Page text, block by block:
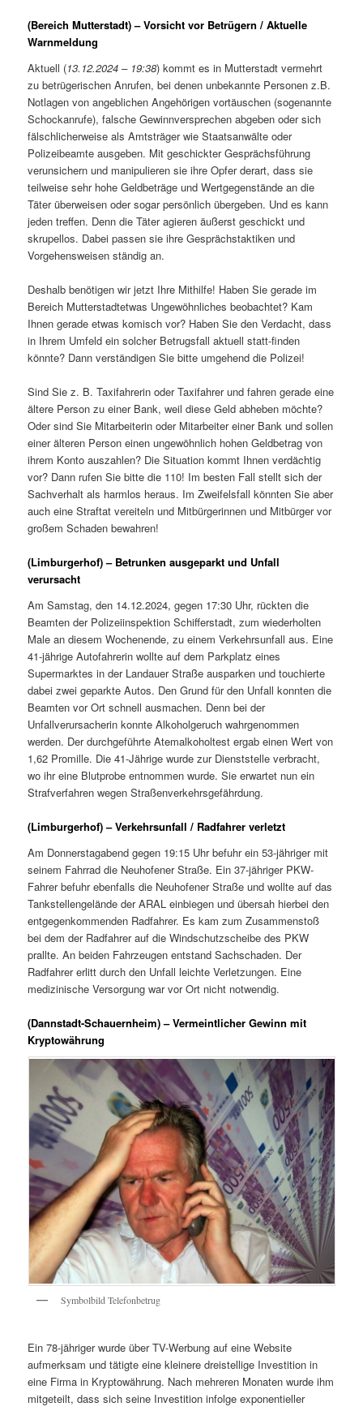
(Bereich Mutterstadt) – Vorsicht vor Betrügern / Aktuelle
Warnmeldung
Aktuell (13.12.2024 – 19:38) kommt es in Mutterstadt vermehrt
zu betrügerischen Anrufen, bei denen unbekannte Personen z.B.
Notlagen von angeblichen Angehörigen vortäuschen (sogenannte
Schockanrufe), falsche Gewinnversprechen abgeben oder sich
fälschlicherweise als Amtsträger wie Staatsanwälte oder
Polizeibeamte ausgeben. Mit geschickter Gesprächsführung
verunsichern und manipulieren sie ihre Opfer derart, dass sie
teilweise sehr hohe Geldbeträge und Wertgegenstände an die
Täter überweisen oder sogar persönlich übergeben. Und es kann
jeden treffen. Denn die Täter agieren äußerst geschickt und
skrupellos. Dabei passen sie ihre Gesprächstaktiken und
Vorgehensweisen ständig an.
Deshalb benötigen wir jetzt Ihre Mithilfe! Haben Sie gerade im
Bereich Mutterstadtetwas Ungewöhnliches beobachtet? Kam
Ihnen gerade etwas komisch vor? Haben Sie den Verdacht, dass
in Ihrem Umfeld ein solcher Betrugsfall aktuell statt-finden
könnte? Dann verständigen Sie bitte umgehend die Polizei!
Sind Sie z. B. Taxifahrerin oder Taxifahrer und fahren gerade eine
ältere Person zu einer Bank, weil diese Geld abheben möchte?
Oder sind Sie Mitarbeiterin oder Mitarbeiter einer Bank und sollen
einer älteren Person einen ungewöhnlich hohen Geldbetrag von
ihrem Konto auszahlen? Die Situation kommt Ihnen verdächtig
vor? Dann rufen Sie bitte die 110! Im besten Fall stellt sich der
Sachverhalt als harmlos heraus. Im Zweifelsfall könnten Sie aber
auch eine Straftat vereiteln und Mitbürgerinnen und Mitbürger vor
großem Schaden bewahren!
(Limburgerhof) – Betrunken ausgeparkt und Unfall
verursacht
Am Samstag, den 14.12.2024, gegen 17:30 Uhr, rückten die
Beamten der Polizeiinspektion Schifferstadt, zum wiederholten
Male an diesem Wochenende, zu einem Verkehrsunfall aus. Eine
41-jährige Autofahrerin wollte auf dem Parkplatz eines
Supermarktes in der Landauer Straße ausparken und touchierte
dabei zwei geparkte Autos. Den Grund für den Unfall konnten die
Beamten vor Ort schnell ausmachen. Denn bei der
Unfallverursacherin konnte Alkoholgeruch wahrgenommen
werden. Der durchgeführte Atemalkoholtest ergab einen Wert von
1,62 Promille. Die 41-Jährige wurde zur Dienststelle verbracht,
wo ihr eine Blutprobe entnommen wurde. Sie erwartet nun ein
Strafverfahren wegen Straßenverkehrsgefährdung.
(Limburgerhof) – Verkehrsunfall / Radfahrer verletzt
Am Donnerstagabend gegen 19:15 Uhr befuhr ein 53-jähriger mit
seinem Fahrrad die Neuhofener Straße. Ein 37-jähriger PKW-
Fahrer befuhr ebenfalls die Neuhofener Straße und wollte auf das
Tankstellengelände der ARAL einbiegen und übersah hierbei den
entgegenkommenden Radfahrer. Es kam zum Zusammenstoß
bei dem der Radfahrer auf die Windschutzscheibe des PKW
prallte. An beiden Fahrzeugen entstand Sachschaden. Der
Radfahrer erlitt durch den Unfall leichte Verletzungen. Eine
medizinische Versorgung war vor Ort nicht notwendig.
(Dannstadt-Schauernheim) – Vermeintlicher Gewinn mit
Kryptowährung
Symbolbild Telefonbetrug
Ein 78-jähriger wurde über TV-Werbung auf eine Website
aufmerksam und tätigte eine kleinere dreistellige Investition in
eine Firma in Kryptowährung. Nach mehreren Monaten wurde ihm
mitgeteilt, dass sich seine Investition infolge exponentieller